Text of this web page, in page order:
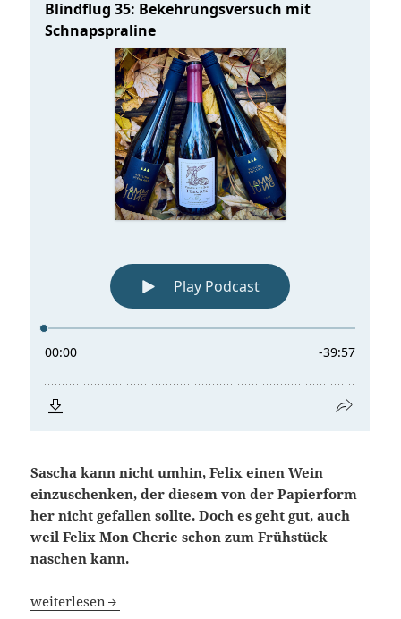
Sascha kann nicht umhin, Felix einen Wein
einzuschenken, der diesem von der Papierform
her nicht gefallen sollte. Doch es geht gut, auch
weil Felix Mon Cherie schon zum Frühstück
naschen kann.
Blindflug 35: Bekehrungsversuch mit Schnapspraline
weiterlesen